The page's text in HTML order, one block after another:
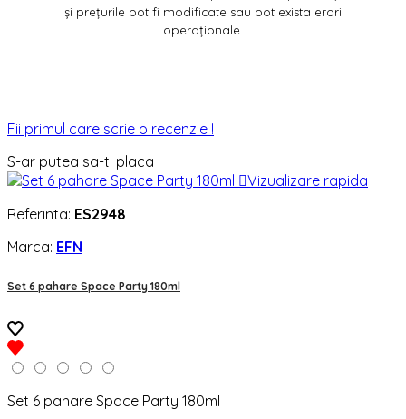
și prețurile pot fi modificate sau pot exista erori
operaționale.
Fii primul care scrie o recenzie !
S-ar putea sa-ti placa
Vizualizare rapida
Referinta: ES2948
Marca: EFN
Set 6 pahare Space Party 180ml
Set 6 pahare Space Party 180ml